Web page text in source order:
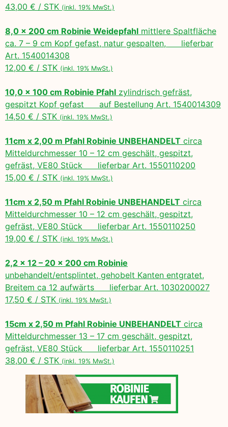
43,00 € / STK (inkl. 19% MwSt.)
8,0 x 200 cm Robinie Weidepfahl mittlere Spaltfläche
ca. 7 – 9 cm Kopf gefast, natur gespalten, lieferbar
Art. 1540014308
12,00 € / STK (inkl. 19% MwSt.)
10,0 x 100 cm Robinie Pfahl zylindrisch gefräst,
gespitzt Kopf gefast auf Bestellung Art. 1540014309
14,50 € / STK (inkl. 19% MwSt.)
11cm x 2,00 m Pfahl Robinie UNBEHANDELT circa
Mitteldurchmesser 10 – 12 cm geschält, gespitzt,
gefräst, VE80 Stück lieferbar Art. 1550110200
15,00 € / STK (inkl. 19% MwSt.)
11cm x 2,50 m Pfahl Robinie UNBEHANDELT circa
Mitteldurchmesser 10 – 12 cm geschält, gespitzt,
gefräst, VE80 Stück lieferbar Art. 1550110250
19,00 € / STK (inkl. 19% MwSt.)
2,2 x 12 – 20 x 200 cm Robinie
unbehandelt/entsplintet, gehobelt Kanten entgratet,
Breitem ca 12 aufwärts lieferbar Art. 1030200027
17,50 € / STK (inkl. 19% MwSt.)
15cm x 2,50 m Pfahl Robinie UNBEHANDELT circa
Mitteldurchmesser 13 – 17 cm geschält, gespitzt,
gefräst, VE80 Stück lieferbar Art. 1550110251
38,00 € / STK (inkl. 19% MwSt.)